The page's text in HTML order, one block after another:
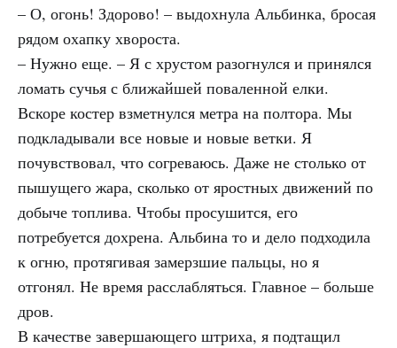
– О, огонь! Здорово! – выдохнула Альбинка, бросая
рядом охапку хвороста.
– Нужно еще. – Я с хрустом разогнулся и принялся
ломать сучья с ближайшей поваленной елки.
Вскоре костер взметнулся метра на полтора. Мы
подкладывали все новые и новые ветки. Я
почувствовал, что согреваюсь. Даже не столько от
пышущего жара, сколько от яростных движений по
добыче топлива. Чтобы просушится, его
потребуется дохрена. Альбина то и дело подходила
к огню, протягивая замерзшие пальцы, но я
отгонял. Не время расслабляться. Главное – больше
дров.
В качестве завершающего штриха, я подтащил